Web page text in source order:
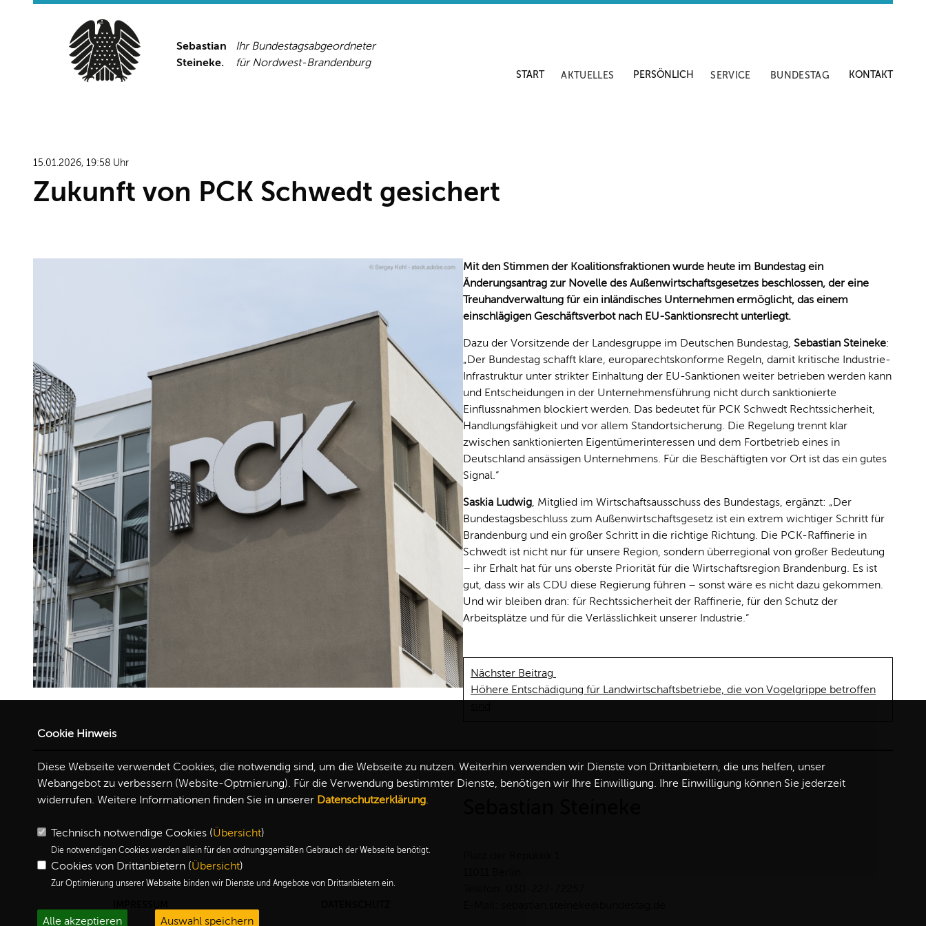
Sebastian
Steineke.
Ihr Bundestagsabgeordneter
für Nordwest-Brandenburg
START AKTUELLES PERSÖNLICH SERVICE BUNDESTAG KONTAKT
15.01.2026, 19:58 Uhr
Zukunft von PCK Schwedt gesichert
Mit den Stimmen der Koalitionsfraktionen wurde heute im Bundestag ein
Änderungsantrag zur Novelle des Außenwirtschaftsgesetzes beschlossen, der eine
Treuhandverwaltung für ein inländisches Unternehmen ermöglicht, das einem
einschlägigen Geschäftsverbot nach EU-Sanktionsrecht unterliegt.
Dazu der Vorsitzende der Landesgruppe im Deutschen Bundestag, Sebastian Steineke:
Der Bundestag schafft klare, europarechtskonforme Regeln, damit kritische Industrie-
Infrastruktur unter strikter Einhaltung der EU-Sanktionen weiter betrieben werden kann
und Entscheidungen in der Unternehmensführung nicht durch sanktionierte
Einflussnahmen blockiert werden. Das bedeutet für PCK Schwedt Rechtssicherheit,
Handlungsfähigkeit und vor allem Standortsicherung. Die Regelung trennt klar
zwischen sanktionierten Eigentümerinteressen und dem Fortbetrieb eines in
Deutschland ansässigen Unternehmens. Für die Beschäftigten vor Ort ist das ein gutes
Signal.“
Saskia Ludwig, Mitglied im Wirtschaftsausschuss des Bundestags, ergänzt: „Der
Bundestagsbeschluss zum Außenwirtschaftsgesetz ist ein extrem wichtiger Schritt für
Brandenburg und ein großer Schritt in die richtige Richtung. Die PCK-Raffinerie in
Schwedt ist nicht nur für unsere Region, sondern überregional von großer Bedeutung
– ihr Erhalt hat für uns oberste Priorität für die Wirtschaftsregion Brandenburg. Es ist
gut, dass wir als CDU diese Regierung führen – sonst wäre es nicht dazu gekommen.
Und wir bleiben dran: für Rechtssicherheit der Raffinerie, für den Schutz der
Arbeitsplätze und für die Verlässlichkeit unserer Industrie.“
Nächster Beitrag
Höhere Entschädigung für Landwirtschaftsbetriebe, die von Vogelgrippe betroffen
Cookie Hinweis
Diese Webseite verwendet Cookies, die notwendig sind, um die Webseite zu nutzen. Weiterhin verwenden wir Dienste von Drittanbietern, die uns helfen, unser
Webangebot zu verbessern (Website-Optmierung). Für die Verwendung bestimmter Dienste, benötigen wir Ihre Einwilligung. Ihre Einwilligung können Sie jederzeit
widerrufen. Weitere Informationen finden Sie in unserer Datenschutzerklärung.
Technisch notwendige Cookies (Übersicht)
Die notwendigen Cookies werden allein für den ordnungsgemäßen Gebrauch der Webseite benötigt.
Cookies von Drittanbietern (Übersicht)
Zur Optimierung unserer Webseite binden wir Dienste und Angebote von Drittanbietern ein.
Alle akzeptieren Auswahl speichern